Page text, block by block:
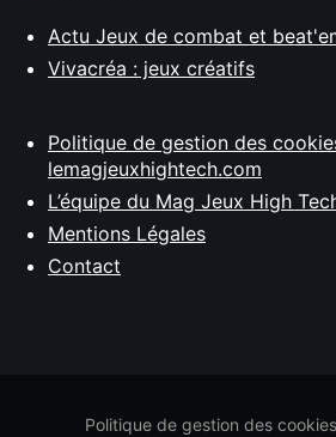
Actu Jeux de combat et
Vivacréa : jeux créatifs
Politique de gestion des
lemagjeuxhightech.com
L’équipe du Mag Jeux High
Mentions Légales
Contact
Politique de gestion des